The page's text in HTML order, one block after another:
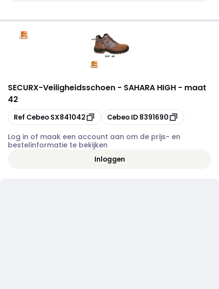
SECURX-Veiligheidsschoen - SAHARA HIGH - maat
42
Kopiëren
Ref Cebeo SX841042 Kopiëren
Cebeo ID 8391690
Log in of maak een account aan om de prijs- en
bestelinformatie te bekijken
Inloggen